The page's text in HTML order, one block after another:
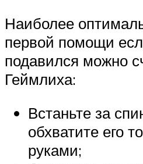
Наиболее
первой помощи
подавился можно
Геймлиха:
Встаньте за
обхватите его
руками;